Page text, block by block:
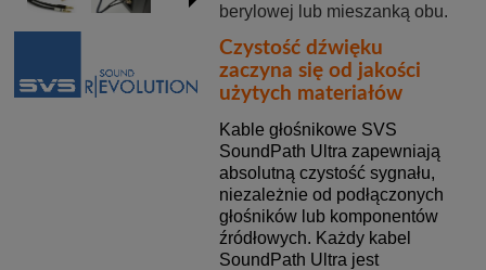
berylowej lub mieszanką obu.
Czystość dźwięku
zaczyna się od jakości
użytych materiałów
Kable głośnikowe SVS
SoundPath Ultra zapewniają
absolutną czystość sygnału,
niezależnie od podłączonych
głośników lub komponentów
źródłowych. Każdy kabel
SoundPath Ultra jest